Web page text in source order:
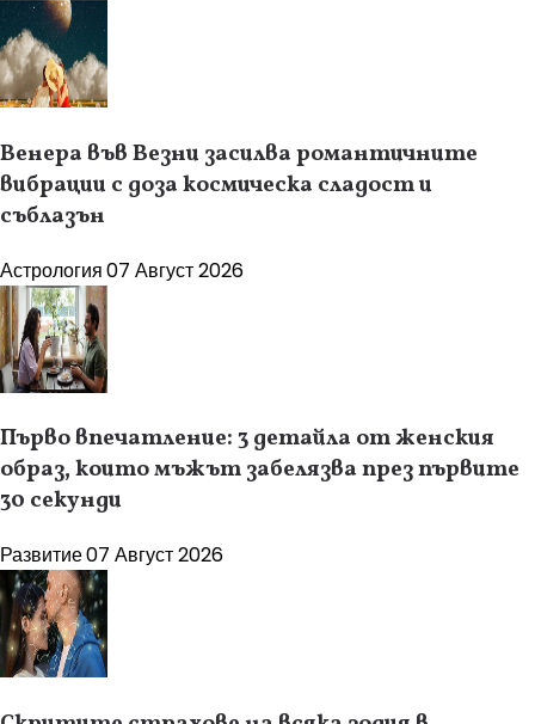
Венера във Везни засилва романтичните
вибрации с доза космическа сладост и
съблазън
Астрология07 Август 2026
Първо впечатление: 3 детайла от женския
образ, които мъжът забелязва през първите
30 секунди
Развитие07 Август 2026